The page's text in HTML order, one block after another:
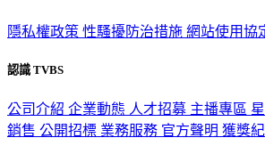
隱私權政策 性騷擾防治措施 網站使用協
認識 TVBS
公司介紹 企業動態 人才招募 主播專區
銷售 公開招標 業務服務 官方聲明 獲獎